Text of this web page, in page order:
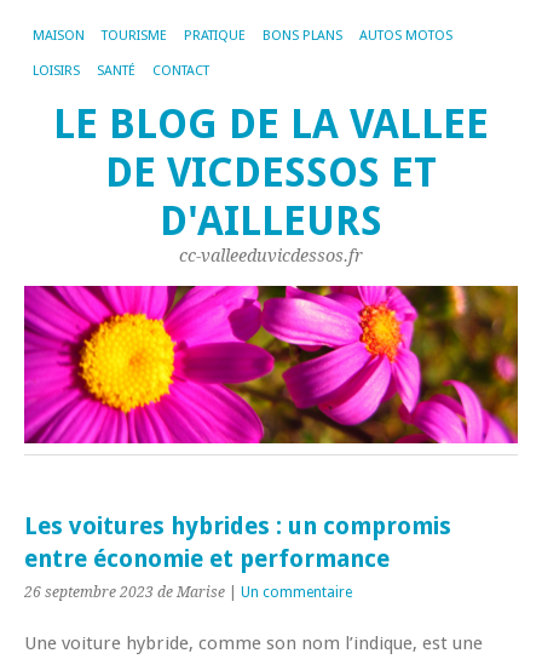
MAISON TOURISME PRATIQUE BONS PLANS AUTOS MOTOS
LOISIRS SANTÉ CONTACT
LE BLOG DE LA VALLEE
DE VICDESSOS ET
D'AILLEURS
cc-valleeduvicdessos.fr
Les voitures hybrides : un compromis
entre économie et performance
26 septembre 2023 de Marise Un commentaire
Une voiture hybride, comme son nom l’indique, est une